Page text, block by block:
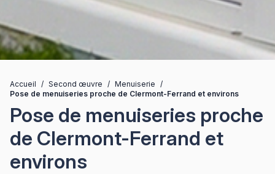
Accueil / Second œuvre / Menuiserie
/
Pose de menuiseries proche de Clermont-Ferrand et environs
Pose de menuiseries proche
de Clermont-Ferrand et
environs